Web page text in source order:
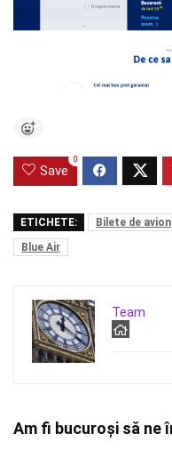
Save
0
ETICHETE: Bilete de avion
Blue Air
Team
Am fi bucuroși să ne